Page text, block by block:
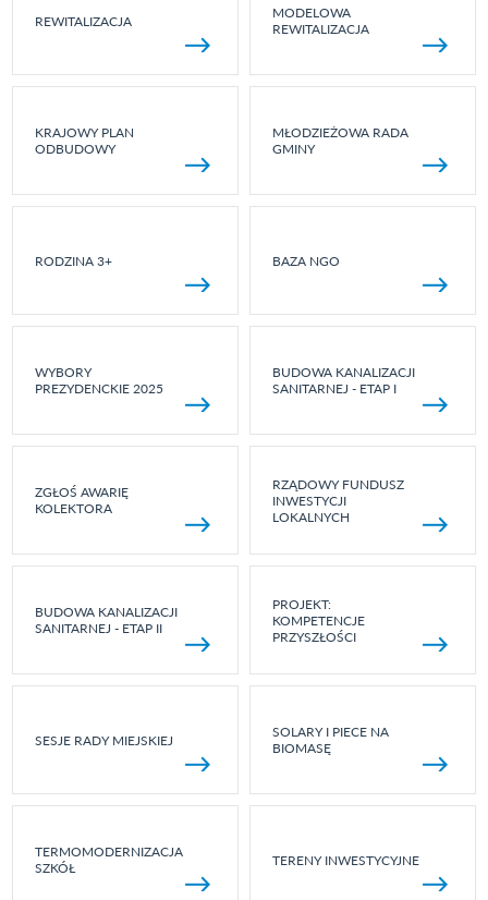
REWITALIZACJA
MODELOWA
REWITALIZACJA
KRAJOWY PLAN
ODBUDOWY
MŁODZIEŻOWA RADA
GMINY
RODZINA 3+ BAZA NGO
WYBORY
PREZYDENCKIE 2025
BUDOWA KANALIZACJI
SANITARNEJ - ETAP I
ZGŁOŚ AWARIĘ
KOLEKTORA
RZĄDOWY FUNDUSZ
INWESTYCJI
LOKALNYCH
BUDOWA KANALIZACJI
SANITARNEJ - ETAP II
PROJEKT:
KOMPETENCJE
PRZYSZŁOŚCI
SESJE RADY MIEJSKIEJ
SOLARY I PIECE NA
BIOMASĘ
TERMOMODERNIZACJA
SZKÓŁ
TERENY INWESTYCYJNE